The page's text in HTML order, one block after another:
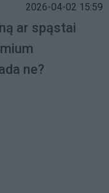
2026-04-02 15:59
ar spąstai
ne?